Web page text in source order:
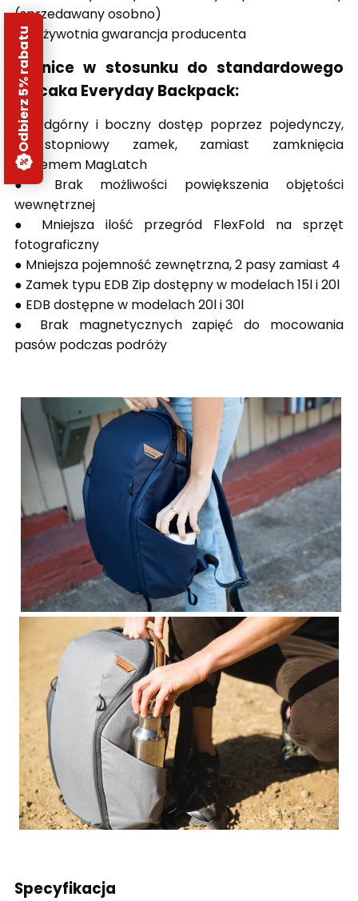
(sprzedawany osobno)
● Dożywotnia gwarancja producenta
Różnice w stosunku do standardowego
plecaka Everyday Backpack:
● Odgórny i boczny dostęp poprzez pojedynczy,
270-stopniowy zamek, zamiast zamknięcia
systemem MagLatch
● Brak możliwości powiększenia objętości
wewnętrznej
● Mniejsza ilość przegród FlexFold na sprzęt
fotograficzny
● Mniejsza pojemność zewnętrzna, 2 pasy zamiast 4
● Zamek typu EDB Zip dostępny w modelach 15l i 20l
● EDB dostępne w modelach 20l i 30l
● Brak magnetycznych zapięć do mocowania
pasów podczas podróży
Specyfikacja
Odbierz 5% rabatu